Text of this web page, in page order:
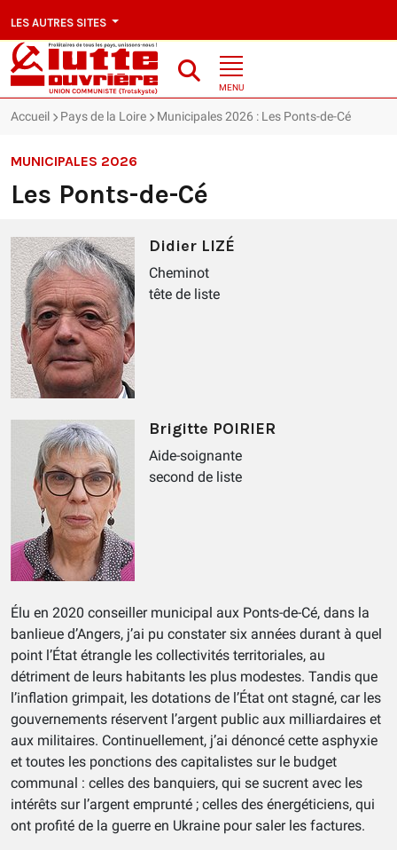
LES AUTRES SITES
MENU
Accueil Pays de la Loire Municipales 2026 : Les Ponts-de-Cé
MUNICIPALES 2026
Les Ponts-de-Cé
Didier LIZÉ
Cheminot
tête de liste
Brigitte POIRIER
Aide-soignante
second de liste
Élu en 2020 conseiller municipal aux Ponts-de-Cé, dans la
banlieue d’Angers, j’ai pu constater six années durant à quel
point l’État étrangle les collectivités territoriales, au
détriment de leurs habitants les plus modestes. Tandis que
l’inflation grimpait, les dotations de l’État ont stagné, car les
gouvernements réservent l’argent public aux milliardaires et
aux militaires. Continuellement, j’ai dénoncé cette asphyxie
et toutes les ponctions des capitalistes sur le budget
communal : celles des banquiers, qui se sucrent avec les
intérêts sur l’argent emprunté ; celles des énergéticiens, qui
ont profité de la guerre en Ukraine pour saler les factures.